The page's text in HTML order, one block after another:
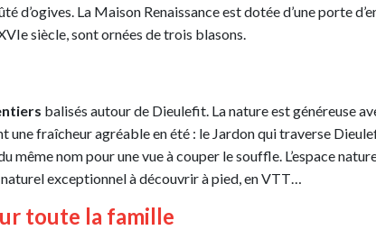
d’ogives. La Maison Renaissance est dotée d’une porte
siècle, sont ornées de trois blasons.
balisés autour de Dieulefit. La nature est généreuse
une fraîcheur agréable en été : le Jardon qui traverse
même nom pour une vue à couper le souffle. L’espace
exceptionnel à découvrir à pied, en VTT…
toute la famille